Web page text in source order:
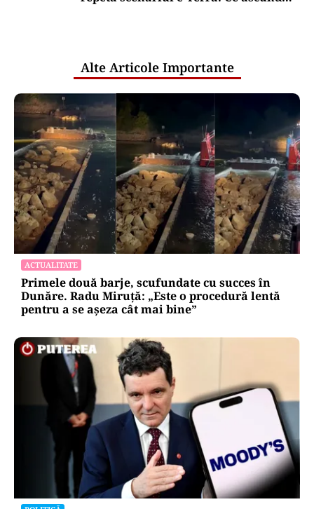
Alte Articole Importante
ACTUALITATE
Primele două barje, scufundate cu succes în
Dunăre. Radu Miruță: „Este o procedură lentă
pentru a se așeza cât mai bine”